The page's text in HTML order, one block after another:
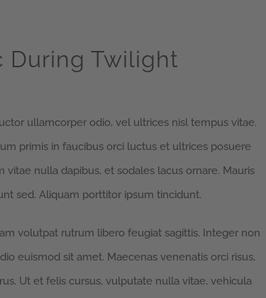
During Twilight
ullamcorper odio, vel ultrices nisl tempus vitae.
primis in faucibus orci luctus et ultrices posuere
vitae nulla dapibus, et sodales lacus ornare. Mauris
sed. Aliquam porttitor ipsum tincidunt.
volutpat rutrum libero feugiat sagittis. Integer non
euismod sit amet. Maecenas venenatis orci risus,
Ut et felis cursus, vulputate nulla vitae, vehicula